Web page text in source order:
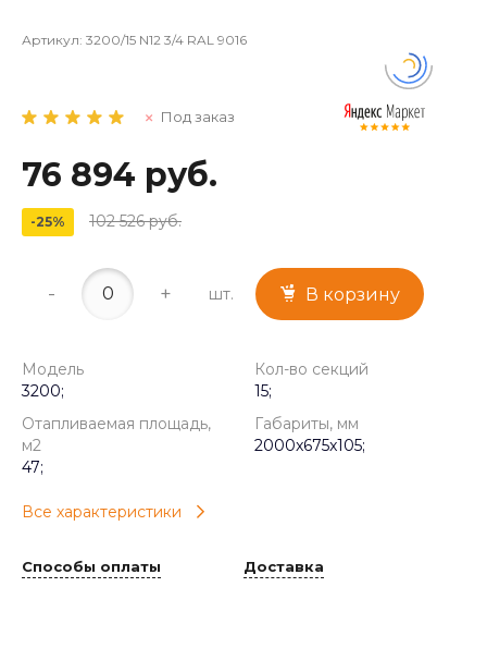
Артикул: 3200/15 N12 3/4 RAL 9016
Под заказ
76 894 руб.
-25% 102 526 руб.
- + шт. В корзину
Модель
3200;
Кол-во секций
15;
Отапливаемая площадь,
м2
47;
Габариты, мм
2000x675x105;
Все характеристики
Способы оплаты Доставка